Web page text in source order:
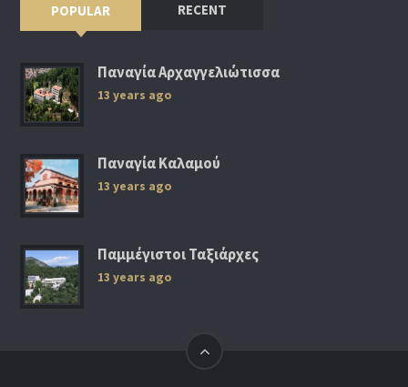
POPULAR RECENT
Παναγία Αρχαγγελιώτισσα
13 years ago
Παναγία Καλαμού
13 years ago
Παμμέγιστοι Ταξιάρχες
13 years ago